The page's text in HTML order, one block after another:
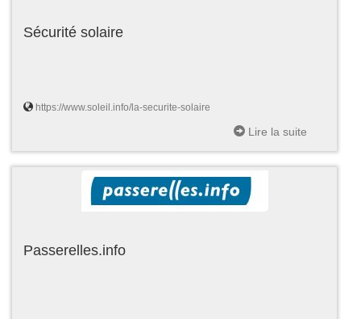
Sécurité solaire
https://www.soleil.info/la-securite-solaire
Lire la suite
Passerelles.info